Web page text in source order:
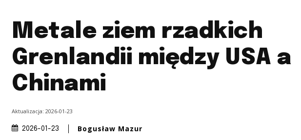
Metale ziem rzadkich
Grenlandii między USA a
Chinami
Aktualizacja: 2026-01-23
2026-01-23 Bogusław Mazur